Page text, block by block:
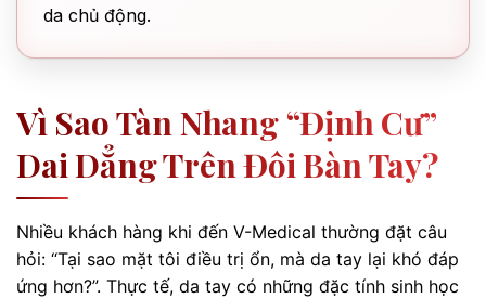
da chủ động.
Vì Sao Tàn Nhang “định Cư”
Dai Dẳng Trên Đôi Bàn Tay?
Nhiều khách hàng khi đến V-Medical thường đặt câu
hỏi: “Tại sao mặt tôi điều trị ổn, mà da tay lại khó đáp
ứng hơn?”. Thực tế, da tay có những đặc tính sinh học